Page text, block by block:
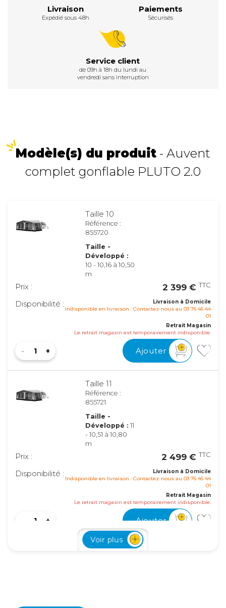
Livraison
Expédié sous 48h
Paiements
Sécurisés
Service client
de 09h à 18h du lundi au
vendredi sans interruption
Modèle(s) du produit - Auvent
complet gonflable PLUTO 2.0
Taille 10
Référence :
855720
Taille -
Développé :
10 - 10,16 à 10,50
m
Prix : 2 399 € TTC
Disponibilité :
Livraison à Domicile
Indisponible en livraison : Contactez-nous au 03 76 46 44
01
Retrait Magasin
Le retrait magasin est temporairement indisponible.
Ajouter
Taille 11
Référence :
855721
Taille -
Développé : 11
- 10,51 à 10,80
m
Prix : 2 499 € TTC
Disponibilité :
Livraison à Domicile
Indisponible en livraison : Contactez-nous au 03 76 46 44
01
Retrait Magasin
Le retrait magasin est temporairement indisponible.
Ajouter
Voir plus